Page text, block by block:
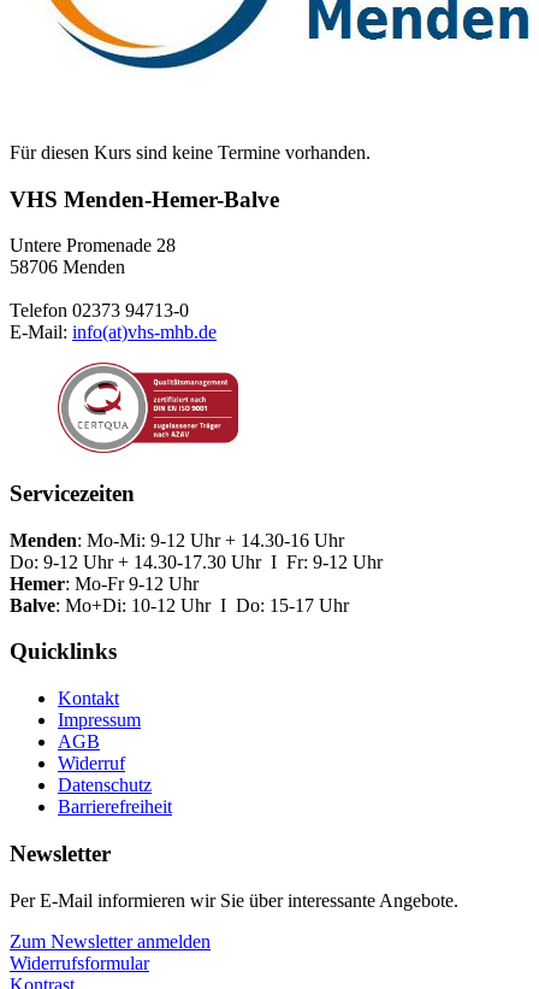
Für diesen Kurs sind keine Termine vorhanden.
VHS Menden-Hemer-Balve
Untere Promenade 28
58706 Menden
Telefon 02373 94713-0
E-Mail: info(at)vhs-mhb.de
Servicezeiten
Menden: Mo-Mi: 9-12 Uhr + 14.30-16 Uhr
Do: 9-12 Uhr + 14.30-17.30 Uhr I Fr: 9-12 Uhr
Hemer: Mo-Fr 9-12 Uhr
Balve: Mo+Di: 10-12 Uhr I Do: 15-17 Uhr
Quicklinks
Kontakt
Impressum
AGB
Widerruf
Datenschutz
Barrierefreiheit
Newsletter
Per E-Mail informieren wir Sie über interessante Angebote.
Zum Newsletter anmelden
Widerrufsformular
Kontrast